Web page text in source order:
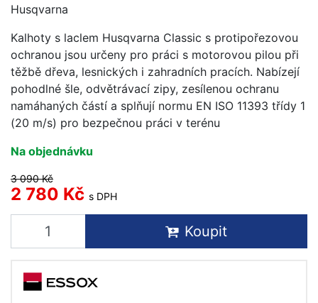
Husqvarna
Kalhoty s laclem Husqvarna Classic s protipořezovou
ochranou jsou určeny pro práci s motorovou pilou při
těžbě dřeva, lesnických i zahradních pracích. Nabízejí
pohodlné šle, odvětrávací zipy, zesílenou ochranu
namáhaných částí a splňují normu EN ISO 11393 třídy 1
(20 m/s) pro bezpečnou práci v terénu
Na objednávku
3 090 Kč
2 780 Kč s DPH
Koupit